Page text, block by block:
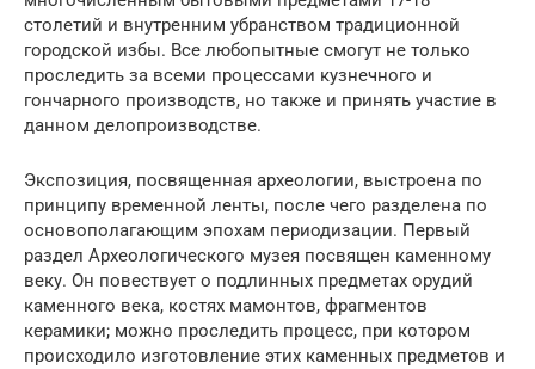
столетий и внутренним убранством традиционной
городской избы. Все любопытные смогут не только
проследить за всеми процессами кузнечного и
гончарного производств, но также и принять участие в
данном делопроизводстве.
Экспозиция, посвященная археологии, выстроена по
принципу временной ленты, после чего разделена по
основополагающим эпохам периодизации. Первый
раздел Археологического музея посвящен каменному
веку. Он повествует о подлинных предметах орудий
каменного века, костях мамонтов, фрагментов
керамики; можно проследить процесс, при котором
происходило изготовление этих каменных предметов и